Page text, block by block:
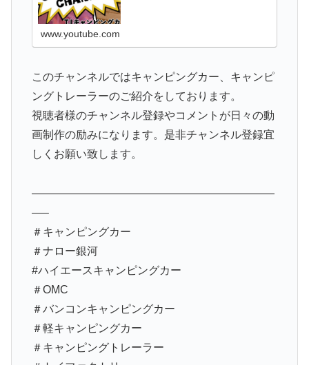
www.youtube.com
このチャンネルではキャンピングカー、キャンピ
ングトレーラーのご紹介をしております。
視聴者様のチャンネル登録やコメントが日々の動
画制作の励みになります。是非チャンネル登録宜
しくお願い致します。
——————————————————————
—–
＃キャンピングカー
＃ナロー銀河
#ハイエースキャンピングカー
＃OMC
＃バンコンキャンピングカー
＃軽キャンピングカー
＃キャンピングトレーラー